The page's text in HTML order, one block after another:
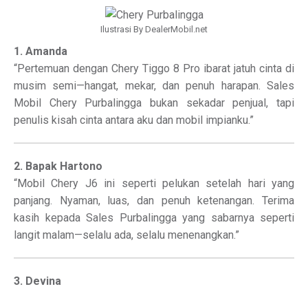
Ilustrasi By DealerMobil.net
1. Amanda
“Pertemuan dengan Chery Tiggo 8 Pro ibarat jatuh cinta di
musim semi—hangat, mekar, dan penuh harapan. Sales
Mobil Chery Purbalingga bukan sekadar penjual, tapi
penulis kisah cinta antara aku dan mobil impianku.”
2. Bapak Hartono
“Mobil Chery J6 ini seperti pelukan setelah hari yang
panjang. Nyaman, luas, dan penuh ketenangan. Terima
kasih kepada Sales Purbalingga yang sabarnya seperti
langit malam—selalu ada, selalu menenangkan.”
3. Devina